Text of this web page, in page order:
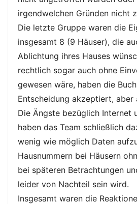
irgendwelchen Gründen nicht
Die letzte Gruppe waren die
insgesamt 8 (9 Häuser), die
Ablichtung ihres Hauses
rechtlich sogar auch ohne
gewesen wäre, haben die
Entscheidung akzeptiert, aber
Die Ängste bezüglich Internet
haben das Team schließlich
wenig wie möglich Daten
Hausnummern bei Häusern
bei späteren Betrachtungen
leider von Nachteil sein wird.
Insgesamt waren die